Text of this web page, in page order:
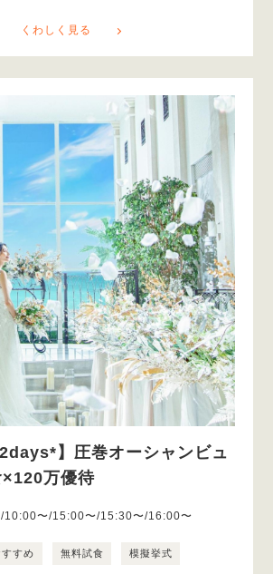
くわしく見る
2days*】圧巻オーシャンビュ
万優待
10:00〜/15:00〜/15:30〜/16:00〜
すすめ 無料試食 模擬挙式